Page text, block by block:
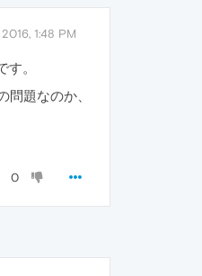
1:48 PM
。
題なのか、
0